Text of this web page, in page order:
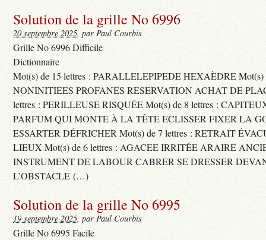
Solution de la grille No 6996
20 septembre 2025, par Paul Courbis
Grille No 6996 Difficile
Dictionnaire
Mot(s) de 15 lettres : PARALLELEPIPEDE HEXAÈDRE Mot(s)
NONINITIEES PROFANES RESERVATION ACHAT DE
lettres : PERILLEUSE RISQUÉE Mot(s) de 8 lettres :
PARFUM QUI MONTE À LA TÊTE ECLISSER FIXER LA
ESSARTER DÉFRICHER Mot(s) de 7 lettres : RETRAIT
LIEUX Mot(s) de 6 lettres : AGACEE IRRITÉE ARAIRE
INSTRUMENT DE LABOUR CABRER SE DRESSER
L’OBSTACLE (…)
Solution de la grille No 6995
19 septembre 2025, par Paul Courbis
Grille No 6995 Facile